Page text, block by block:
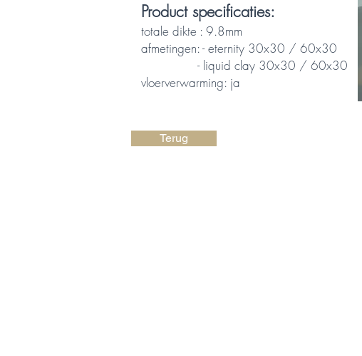
Product specificaties:
totale dikte : 9.8mm
afmetingen: - eternity 30x30 / 60x30
- liquid clay 30x30 / 60x30
vloerverwarming: ja
Terug